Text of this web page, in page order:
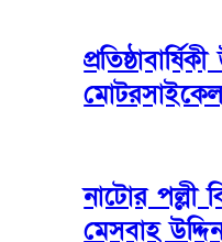
নাটোর পল্লী
মেসবাহ